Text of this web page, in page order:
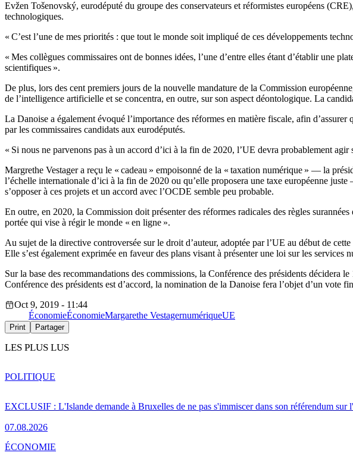
Evžen Tošenovský, eurodéputé du groupe des conservateurs et réformistes européens
technologiques.
« C’est l’une de mes priorités : que tout le monde soit impliqué de ces développements
« Mes collègues commissaires ont de bonnes idées, l’une d’entre elles étant d’établir une
scientifiques ».
De plus, lors des cent premiers jours de la nouvelle mandature de la Commission
de l’intelligence artificielle et se concentra, en outre, sur son aspect déontologique. La
La Danoise a également évoqué l’importance des réformes en matière fiscale, afin
par les commissaires candidats aux eurodéputés.
« Si nous ne parvenons pas à un accord d’ici à la fin de 2020, l’UE devra probablement
Margrethe Vestager a reçu le « cadeau » empoisonné de la « taxation numérique » — la
l’échelle internationale d’ici à la fin de 2020 ou qu’elle proposera une taxe européenne
s’opposer à ces projets et un accord avec l’OCDE semble peu probable.
En outre, en 2020, la Commission doit présenter des réformes radicales des règles
portée qui vise à régir le monde « en ligne ».
Au sujet de la directive controversée sur le droit d’auteur, adoptée par l’UE au début de
Elle s’est également exprimée en faveur des plans visant à présenter une loi sur les
Sur la base des recommandations des commissions, la Conférence des présidents
Conférence des présidents est d’accord, la nomination de la Danoise fera l’objet d’un vote
Oct 9, 2019 - 11:44
ÉconomieÉconomieMargarethe VestagernumériqueUE
Print Partager
LES PLUS LUS
EXCLUSIF : L'Islande demande à Bruxelles de ne pas s'immiscer dans son référendum sur
07.08.2026
POLITIQUE
ÉCONOMIE